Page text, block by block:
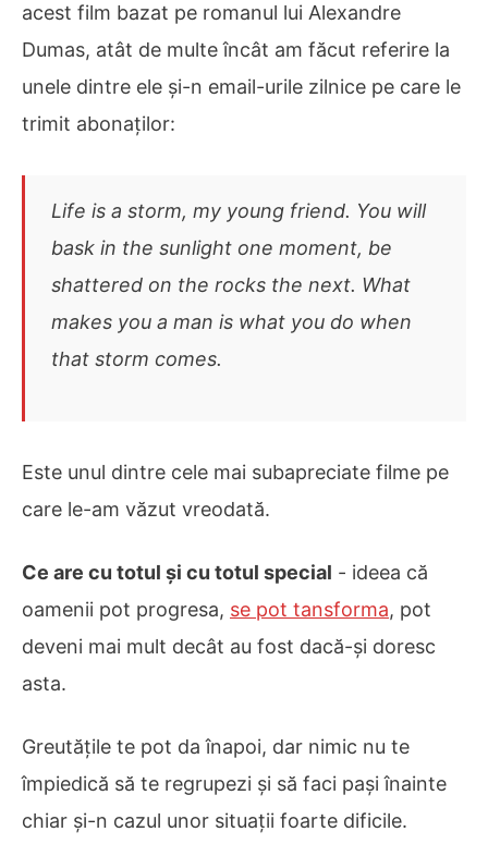
acest film bazat pe romanul lui Alexandre
Dumas, atât de multe încât am făcut referire la
unele dintre ele și-n email-urile zilnice pe care le
trimit abonaților:
Life is a storm, my young friend. You will
bask in the sunlight one moment, be
shattered on the rocks the next. What
makes you a man is what you do when
that storm comes.
Este unul dintre cele mai subapreciate filme pe
care le-am văzut vreodată.
Ce are cu totul și cu totul special - ideea că
oamenii pot progresa, se pot tansforma, pot
deveni mai mult decât au fost dacă-și doresc
asta.
Greutățile te pot da înapoi, dar nimic nu te
împiedică să te regrupezi și să faci pași înainte
chiar și-n cazul unor situații foarte dificile.